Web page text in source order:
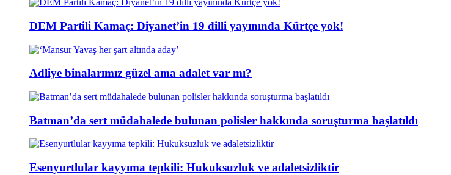
DEM Partili Kamaç: Diyanet’in 19 dilli yayınında Kürtçe yok!
Adliye binalarımız güzel ama adalet var mı?
Batman’da sert müdahalede bulunan polisler hakkında soruşturma başlatıldı
Esenyurtlular kayyıma tepkili: Hukuksuzluk ve adaletsizliktir